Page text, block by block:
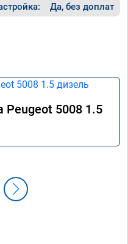
Да, без доплат
Peugeot 5008 1.5